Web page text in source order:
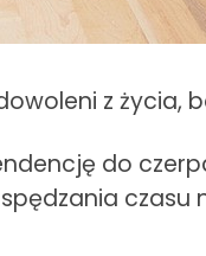
z życia,
do
czasu